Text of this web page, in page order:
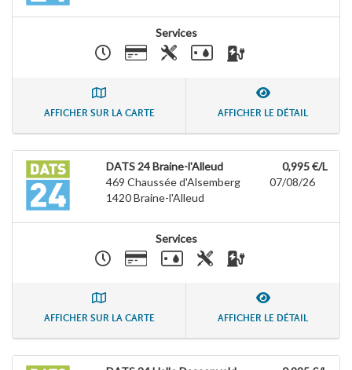
Services
AFFICHER SUR LA CARTE AFFICHER LE DÉTAIL
DATS 24 Braine-l'Alleud
469 Chaussée d'Alsemberg
1420Braine-l'Alleud
0,995 €/L
07/08/26
Services
AFFICHER SUR LA CARTE AFFICHER LE DÉTAIL